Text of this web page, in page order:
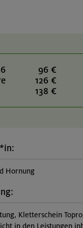
96 €
126 €
138 €
Hornung
Kletterschein
in den Leistungen